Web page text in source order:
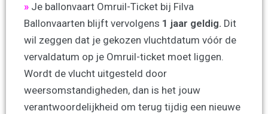
» Je ballonvaart Omruil-Ticket bij Filva
Ballonvaarten blijft vervolgens 1 jaar geldig. Dit
wil zeggen dat je gekozen vluchtdatum vóór de
vervaldatum op je Omruil-ticket moet liggen.
Wordt de vlucht uitgesteld door
weersomstandigheden, dan is het jouw
verantwoordelijkheid om terug tijdig een nieuwe